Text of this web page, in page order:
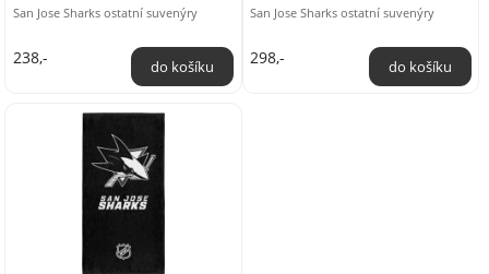
San Jose Sharks ostatní suvenýry
238,-
San Jose Sharks ostatní suvenýry
298,-